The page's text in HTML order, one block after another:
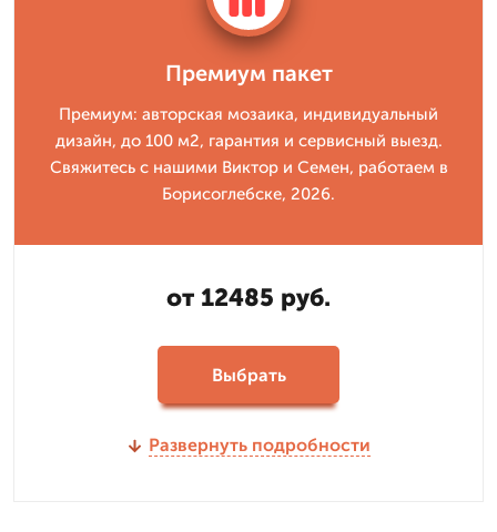
Премиум пакет
Премиум: авторская мозаика, индивидуальный
дизайн, до 100 м2, гарантия и сервисный выезд.
Свяжитесь с нашими Виктор и Семен, работаем в
Борисоглебске, 2026.
от 12485 руб.
Выбрать
Развернуть подробности